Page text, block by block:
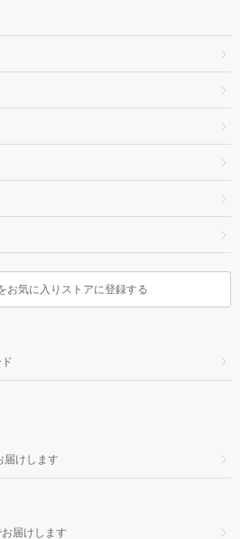
お気に入りストアに登録する
届けします
届けします